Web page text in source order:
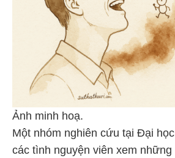
Ảnh minh hoạ.
Một nhóm nghiên cứu tại Đại
các tình nguyện viên xem những